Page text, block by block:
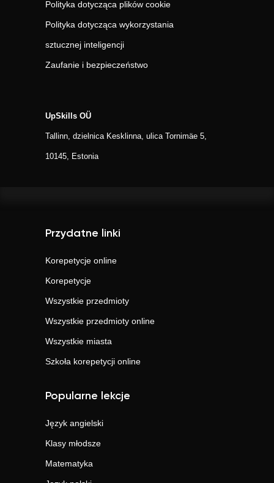
Polityka dotycząca plików cookie
Polityka dotycząca wykorzystania
sztucznej inteligencji
Zaufanie i bezpieczeństwo
UpSkills OÜ
Tallinn, dzielnica Kesklinna, ulica Tornimäe 5,
10145, Estonia
Przydatne linki
Korepetycje online
Korepetycje
Wszystkie przedmioty
Wszystkie przedmioty online
Wszystkie miasta
Szkoła korepetycji online
Popularne lekcje
Język angielski
Klasy młodsze
Matematyka